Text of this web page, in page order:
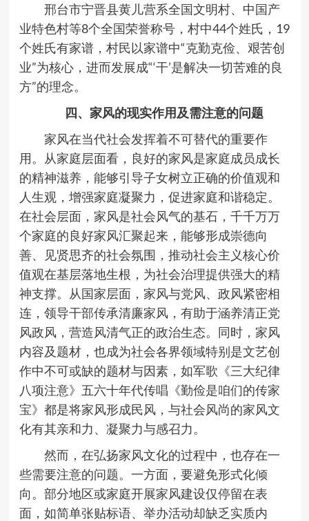
邢台市宁晋县黄儿营系全国文明村、中国产
业特色村等8个全国荣誉称号，村中44个姓氏，19
个姓氏有家谱，村民以家谱中“克勤克俭、艰苦创
业”为核心，进而发展成“‘干’是解决一切苦难的良
方”的理念。
四、家风的现实作用及需注意的问题
家风在当代社会发挥着不可替代的重要作
用。从家庭层面看，良好的家风是家庭成员成长
的精神滋养，能够引导子女树立正确的价值观和
人生观，增强家庭凝聚力，促进家庭和谐稳定。
在社会层面，家风是社会风气的基石，千千万万
个家庭的良好家风汇聚起来，能够形成崇德向
善、见贤思齐的社会氛围，推动社会主义核心价
值观在基层落地生根，为社会治理提供强大的精
神支撑。从国家层面，家风与党风、政风紧密相
连，领导干部传承清廉家风，有助于涵养清正党
风政风，营造风清气正的政治生态。同时，家风
内容及题材，也成为社会各界领域特别是文艺创
作中不可或缺的题材与因素，如军歌《三大纪律
八项注意》五六十年代传唱《勤俭是咱们的传家
宝》都是将家风形成民风，与社会风尚的家风文
化有其亲和力、凝聚力与感召力。
然而，在弘扬家风文化的过程中，也存在一
些需要注意的问题。一方面，要避免形式化倾
向。部分地区或家庭开展家风建设仅停留在表
面，如简单张贴标语、举办活动却缺乏实质内